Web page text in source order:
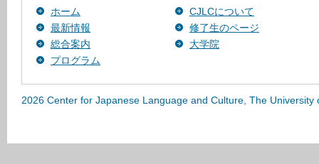
ホーム
CJLCについて
最新情報
修了生のページ
総合案内
大学院
プログラム
2026 Center for Japanese Language and Culture, The University